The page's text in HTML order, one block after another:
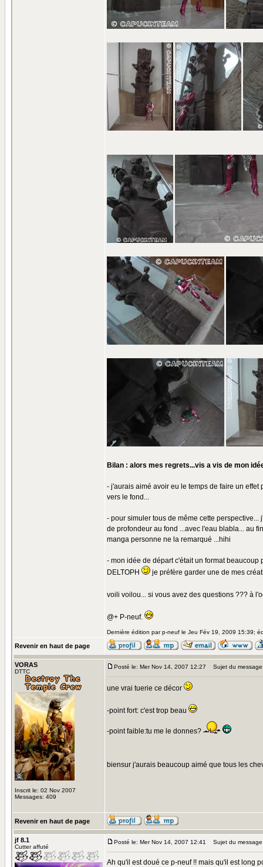
Bilan : alors mes regrets...vis a vis de mon
- j'aurais aimé avoir eu le temps de faire un
vers le fond...
- pour simuler tous de même cette
de profondeur au fond ...avec l'eau blabla... au
manga personne ne la remarqué ...hihi
- mon idée de départ c'était un format
DELTOPH
je préfère garder une de mes
voili voilou... si vous avez des questions ??? à
@+ P-neuf.
Dernière édition par p-neuf le Jeu Fév 19, 2009 15:39;
Revenir en haut de page
VORAS
DTTC
Inscrit le: 02 Nov 2007
Messages: 409
Posté le: Mer Nov 14, 2007 12:27 Sujet du
une vrai tuerie ce décor
-point fort: c'est trop beau
-point faible:tu me le donnes?
biensur j'aurais beaucoup aimé que tous les
Revenir en haut de page
jf 8.1
Cutter affuté
Posté le: Mer Nov 14, 2007 12:41 Sujet du
Ah qu'il est doué ce p-neuf !! mais qu'il est long